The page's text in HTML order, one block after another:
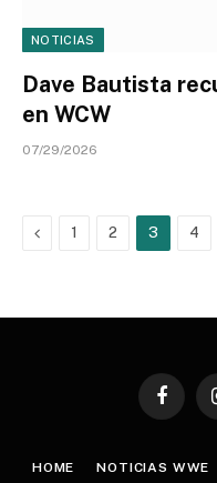
NOTICIAS
Dave Bautista
en WCW
07/29/2026
Previous
1 2 3 4
HOME NOTICIAS WWE